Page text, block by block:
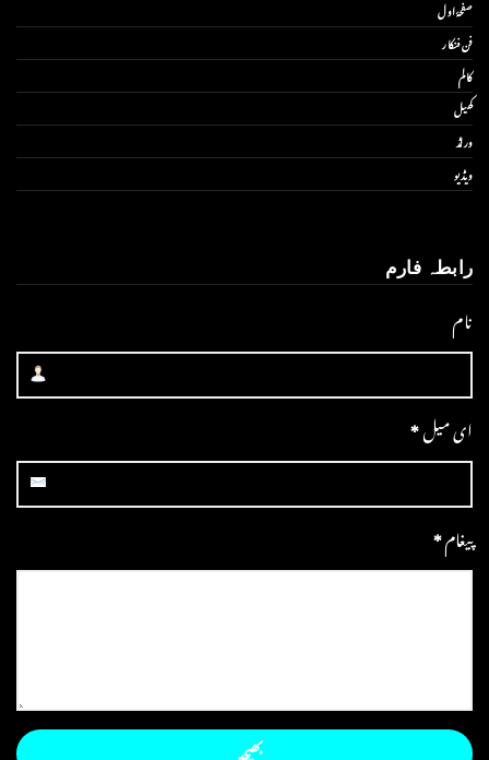
صفحۂ اول
فن فنکار
کالم
کھیل
ورلڈ
ویڈیو
رابطہ فارم
نام
ای میل*
پیغام*